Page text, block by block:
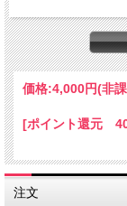
まぁ〜いい勉強しまし
そんな訳で、プリント
プチンとのズレは、さ
そんなB品を１０個まと
価格:4,000円(非
[ポイント還元
注文